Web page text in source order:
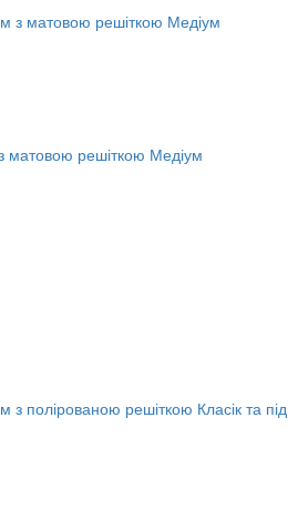
решіткою Медіум